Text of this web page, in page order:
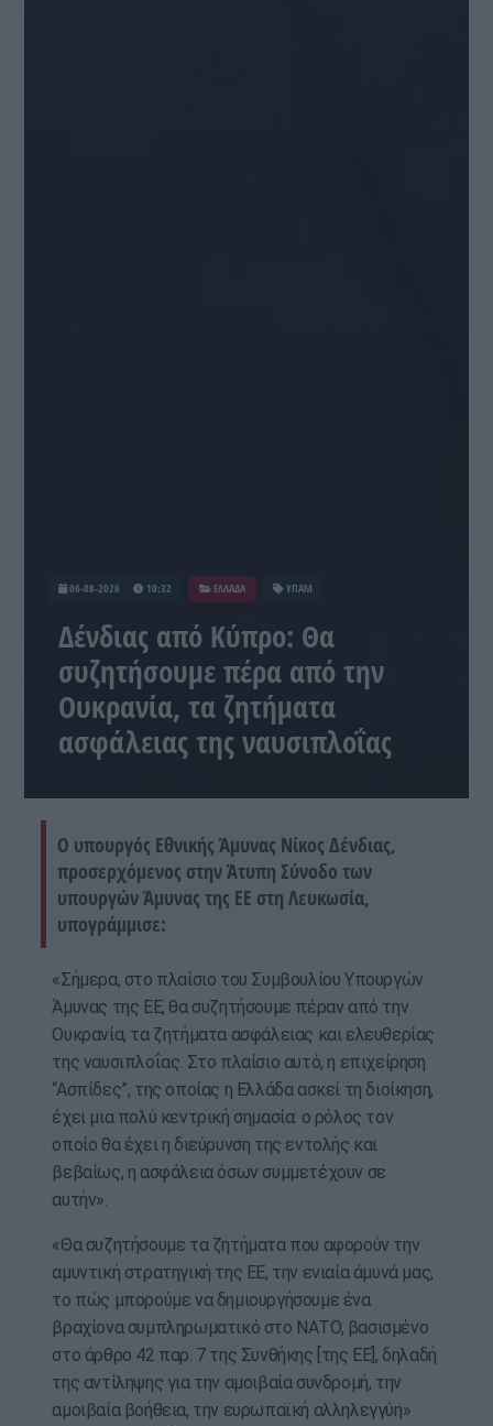
06-08-2026 10:32 ΕΛΛΑΔΑ ΥΠΑΜ
Δένδιας από Κύπρο: Θα
συζητήσουμε πέρα από την
Ουκρανία, τα ζητήματα
ασφάλειας της ναυσιπλοΐας
Ο υπουργός Εθνικής Άμυνας Νίκος Δένδιας,
προσερχόμενος στην Άτυπη Σύνοδο των
υπουργών Άμυνας της ΕΕ στη Λευκωσία,
υπογράμμισε:
«Σήμερα, στο πλαίσιο του Συμβουλίου Υπουργών
Άμυνας της ΕΕ, θα συζητήσουμε πέραν από την
Ουκρανία, τα ζητήματα ασφάλειας και ελευθερίας
της ναυσιπλοΐας. Στο πλαίσιο αυτό, η επιχείρηση
“Ασπίδες”, της οποίας η Ελλάδα ασκεί τη διοίκηση,
έχει μια πολύ κεντρική σημασία: o ρόλος τον
οποίο θα έχει η διεύρυνση της εντολής και
βεβαίως, η ασφάλεια όσων συμμετέχουν σε
αυτήν».
«Θα συζητήσουμε τα ζητήματα που αφορούν την
αμυντική στρατηγική της ΕΕ, την ενιαία άμυνά μας,
το πώς μπορούμε να δημιουργήσουμε ένα
βραχίονα συμπληρωματικό στο ΝΑΤΟ, βασισμένο
στο άρθρο 42 παρ. 7 της Συνθήκης [της ΕΕ], δηλαδή
της αντίληψης για την αμοιβαία συνδρομή, την
αμοιβαία βοήθεια, την ευρωπαϊκή αλληλεγγύη»